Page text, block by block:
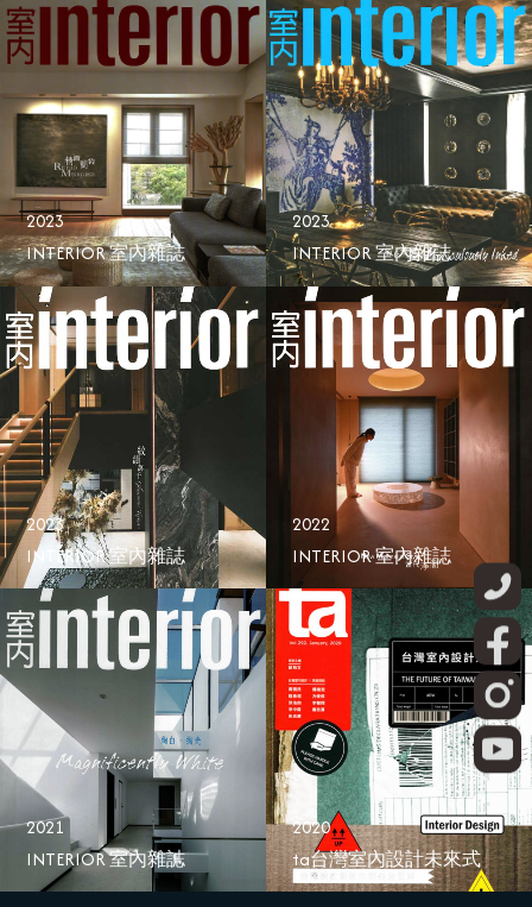
2023
INTERIOR 室內雜誌
2023
INTERIOR 室內雜誌
2023
INTERIOR 室內雜誌
2022
INTERIOR 室內雜誌
2021
INTERIOR 室內雜誌
2020
ta台灣室內設計未來式